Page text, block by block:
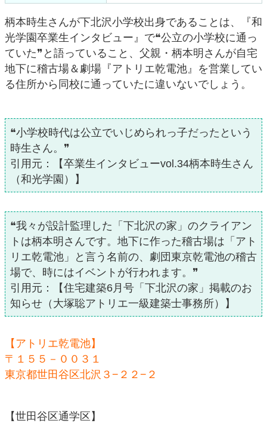
柄本時生さんが下北沢小学校出身であることは、『和
光学園卒業生インタビュー』で❝公立の小学校に通っ
ていた❞と語っていること、父親・柄本明さんが自宅
地下に稽古場＆劇場『アトリエ乾電池』を営業してい
る住所から同校に通っていたに違いないでしょう。
❝小学校時代は公立でいじめられっ子だったという
時生さん。❞
引用元：【卒業生インタビューvol.34柄本時生さん
（和光学園）】
❝我々が設計監理した「下北沢の家」のクライアン
トは柄本明さんです。地下に作った稽古場は「アト
リエ乾電池」と言う名前の、劇団東京乾電池の稽古
場で、時にはイベントが行われます。❞
引用元：【住宅建築6月号「下北沢の家」掲載のお
知らせ（大塚聡アトリエ一級建築士事務所）】
【アトリエ乾電池】
〒１５５－００３１
東京都世田谷区北沢３−２２−２
【世田谷区通学区】